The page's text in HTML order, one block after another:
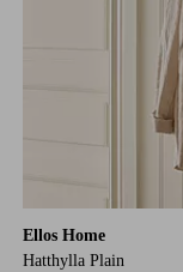
Ellos Home
Hatthylla Plain